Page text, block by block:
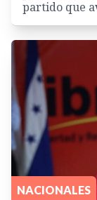
partido que
NACIONALES